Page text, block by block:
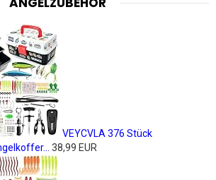
VEYCVLA 376 Stück
38,99 EUR